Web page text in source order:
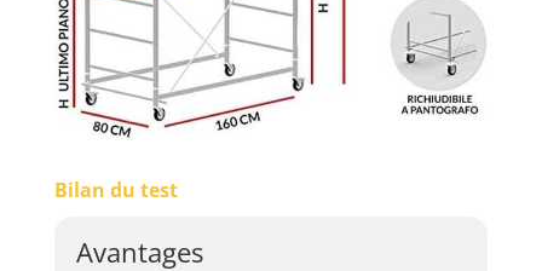
Bilan du test
Avantages